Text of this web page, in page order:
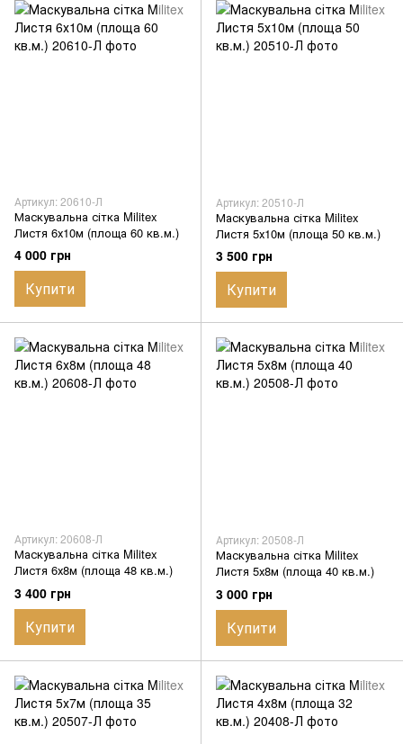
Артикул: 20610-Л
Маскувальна сітка Militex
Листя 6х10м (площа 60 кв.м.)
4 000 грн
Купити
Артикул: 20510-Л
Маскувальна сітка Militex
Листя 5х10м (площа 50 кв.м.)
3 500 грн
Купити
Артикул: 20608-Л
Маскувальна сітка Militex
Листя 6х8м (площа 48 кв.м.)
3 400 грн
Купити
Артикул: 20508-Л
Маскувальна сітка Militex
Листя 5х8м (площа 40 кв.м.)
3 000 грн
Купити